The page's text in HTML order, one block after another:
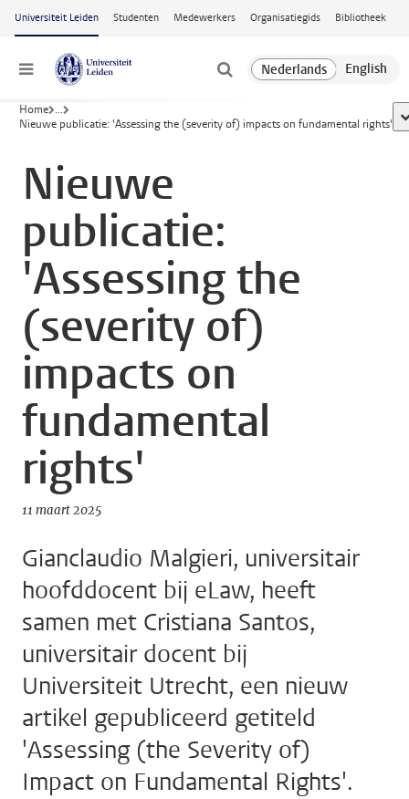
Ga naar hoofdinhoud
Universiteit Leiden Studenten Medewerkers Organisatiegids Bibliotheek
Menu
Home ...
Nieuwe publicatie: 'Assessing the (severity of) impacts on fundamental rights'
Nieuwe
publicatie:
'Assessing the
(severity of)
impacts on
fundamental
rights'
11 maart 2025
Gianclaudio Malgieri, universitair
hoofddocent bij eLaw, heeft
samen met Cristiana Santos,
universitair docent bij
Universiteit Utrecht, een nieuw
artikel gepubliceerd getiteld
'Assessing (the Severity of)
Impact on Fundamental Rights'.